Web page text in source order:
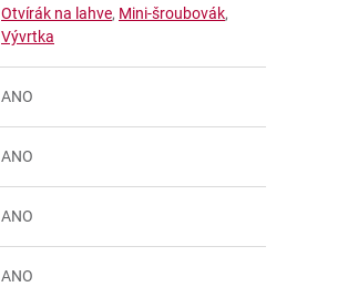
Otvírák na lahve, Mini-šroubovák,
Vývrtka
ANO
ANO
ANO
ANO